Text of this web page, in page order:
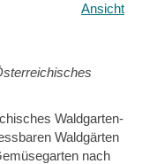
Ansicht
Waldgarten-
Waldgärten
nach